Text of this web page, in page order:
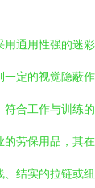
用通用性强的迷
定的视觉隐蔽
合工作与训练的
的劳保用品，其
结实的拉链或